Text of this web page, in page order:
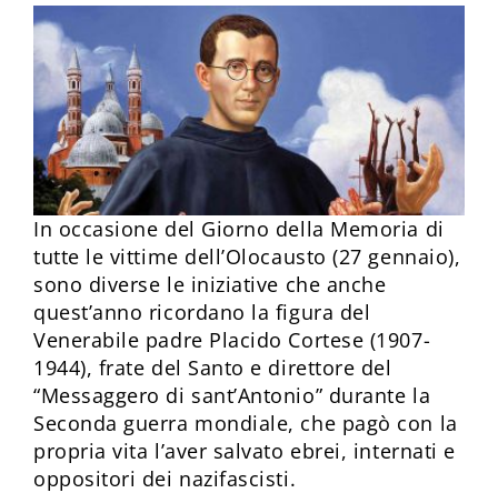
In occasione del Giorno della Memoria di
tutte le vittime dell’Olocausto (27 gennaio),
sono diverse le iniziative che anche
quest’anno ricordano la figura del
Venerabile padre Placido Cortese (1907-
1944), frate del Santo e direttore del
“Messaggero di sant’Antonio” durante la
Seconda guerra mondiale, che pagò con la
propria vita l’aver salvato ebrei, internati e
oppositori dei nazifascisti.